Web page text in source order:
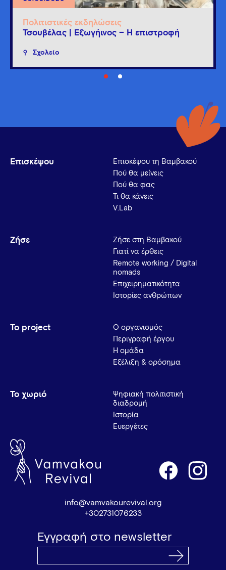
Πολιτιστικές εκδηλώσεις
Τσουβέλας | Εξωγήινος – Η επιστροφή
Σχολείο
Επισκέψου
Επισκέψου τη Βαμβακού
Πού θα μείνεις
Πού θα φας
Τι θα κάνεις
V.Lab
Ζήσε
Ζήσε στη Βαμβακού
Γιατί να έρθεις
Remote working / Digital
nomads
Επιχειρηματικότητα
Ιστορίες ανθρώπων
Το project
Ο οργανισμός
Περιγραφή έργου
Η ομάδα
Εξέλιξη & ορόσημα
Το χωριό
Ψηφιακή πολιτιστική
διαδρομή
Ιστορία
Ευεργέτες
info@vamvakourevival.org
+302731076233
Εγγραφή στο newsletter